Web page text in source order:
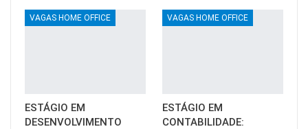
VAGAS HOME OFFICE
ESTÁGIO EM
DESENVOLVIMENTO
VAGAS HOME OFFICE
ESTÁGIO EM
CONTABILIDADE: